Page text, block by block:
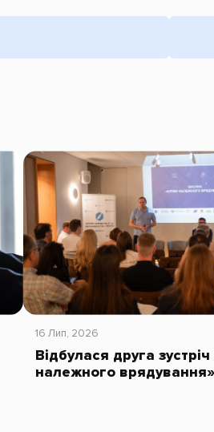
16 Лип, 2026
Відбулася друга
належного врядування»